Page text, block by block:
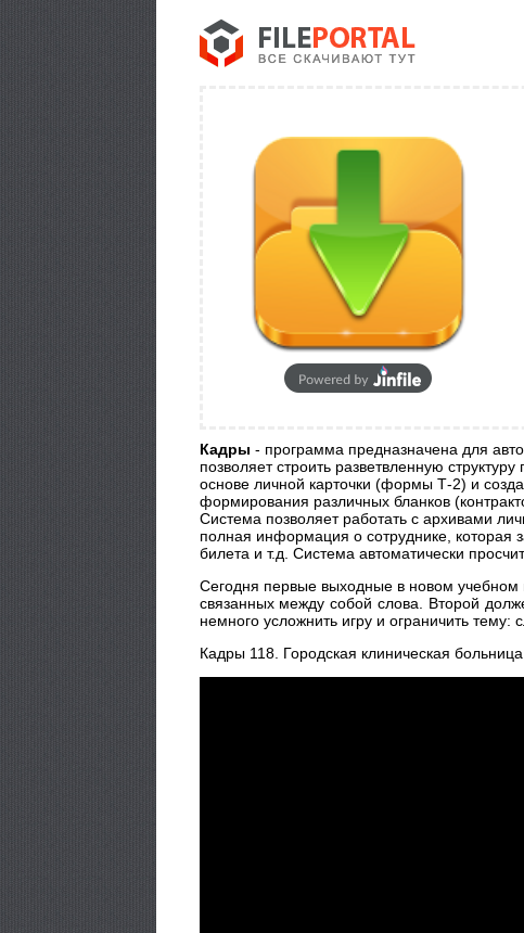
Кадры - программа предназначена для
позволяет строить разветвленную
основе личной карточки (формы Т-2) и
формирования различных бланков
Система позволяет работать с архивами
полная информация о сотруднике, которая
билета и т.д. Система автоматически
Сегодня первые выходные в новом учебном
связанных между собой слова. Второй
немного усложнить игру и ограничить тему:
Кадры 118. Городская клиническая